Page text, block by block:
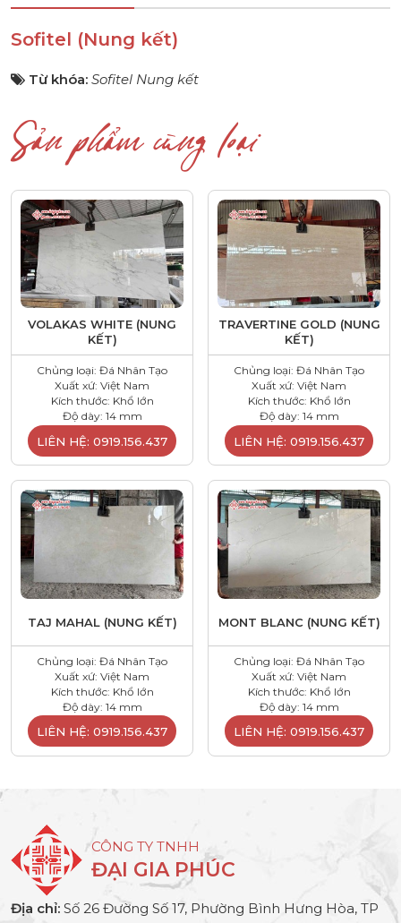
Sofitel (Nung kết)
Từ khóa: Sofitel Nung kết
Sản phẩm cùng loại
VOLAKAS WHITE (NUNG
KẾT)
Chủng loại: Đá Nhân Tạo
Xuất xứ: Việt Nam
Kích thước: Khổ lớn
Độ dày: 14 mm
LIÊN HỆ: 0919.156.437
TRAVERTINE GOLD (NUNG
KẾT)
Chủng loại: Đá Nhân Tạo
Xuất xứ: Việt Nam
Kích thước: Khổ lớn
Độ dày: 14 mm
LIÊN HỆ: 0919.156.437
TAJ MAHAL (NUNG KẾT)
Chủng loại: Đá Nhân Tạo
Xuất xứ: Việt Nam
Kích thước: Khổ lớn
Độ dày: 14 mm
LIÊN HỆ: 0919.156.437
MONT BLANC (NUNG KẾT)
Chủng loại: Đá Nhân Tạo
Xuất xứ: Việt Nam
Kích thước: Khổ lớn
Độ dày: 14 mm
LIÊN HỆ: 0919.156.437
CÔNG TY TNHH
ĐẠI GIA PHÚC
Địa chỉ: Số 26 Đường Số 17, Phường Bình Hưng Hòa, TP